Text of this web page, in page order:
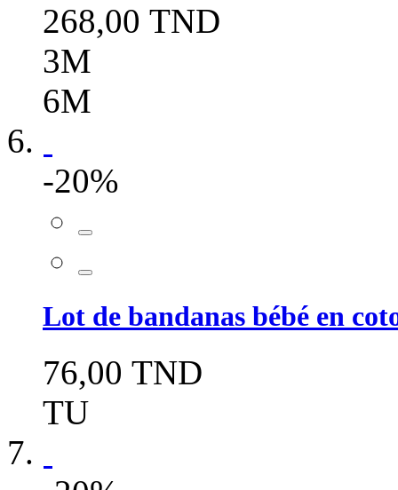
268,00 TND
3M
6M
-20%
Lot de bandanas bébé en
76,00 TND
TU